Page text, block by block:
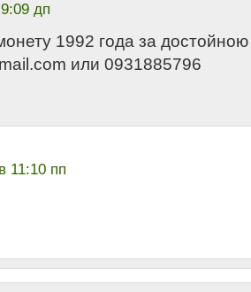
дп
1992 года за
или 0931885796
11:10 пп